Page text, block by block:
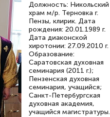
Должность: Никольский
храм м/р. Терновка г.
Пензы, клирик. Дата
рождения: 20.01.1989 г.
Дата диаконской
хиротонии: 27.09.2010 г.
Образование:
Саратовская духовная
семинария (2011 г.);
Пензенская духовная
семинария, учащийся;
Санкт-Петербургская
духовная академия,
учащийся магистратуры.